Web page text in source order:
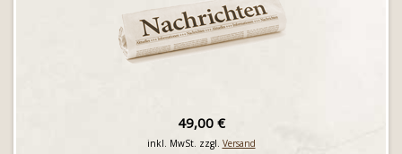
49,00 €
inkl. MwSt. zzgl. Versand